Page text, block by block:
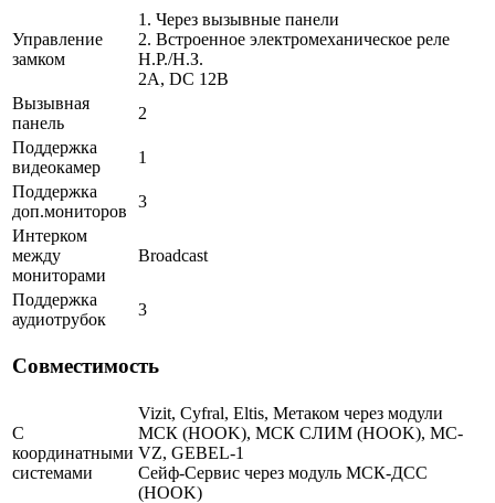
Управление
замком
1. Через вызывные панели
2. Встроенное электромеханическое реле
Н.Р./Н.З.
2A, DC 12В
Вызывная
панель
2
Поддержка
видеокамер
1
Поддержка
доп.мониторов
3
Интерком
между
мониторами
Broadcast
Поддержка
аудиотрубок
3
Совместимость
С
координатными
системами
Vizit, Cyfral, Eltis, Метаком через модули
МСК (HOOK), МСК СЛИМ (HOOK), MC-
VZ, GEBEL-1
Сейф-Сервис через модуль МСК-ДСС
(HOOK)